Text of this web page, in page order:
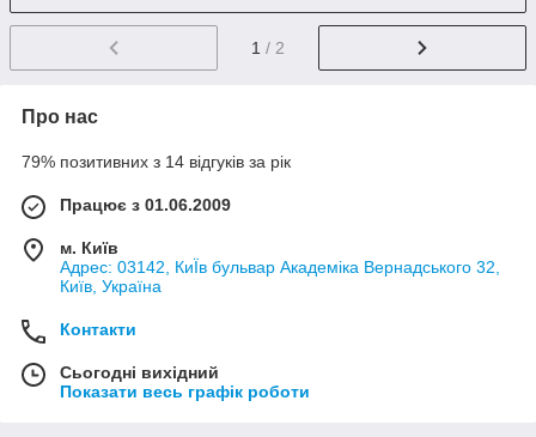
1 / 2
Про нас
79% позитивних з 14 відгуків за рік
Працює з 01.06.2009
м. Київ
Адрес: 03142, КиЇв бульвар Академіка Вернадського 32,
Київ, Україна
Контакти
Сьогодні вихідний
Показати весь графік роботи